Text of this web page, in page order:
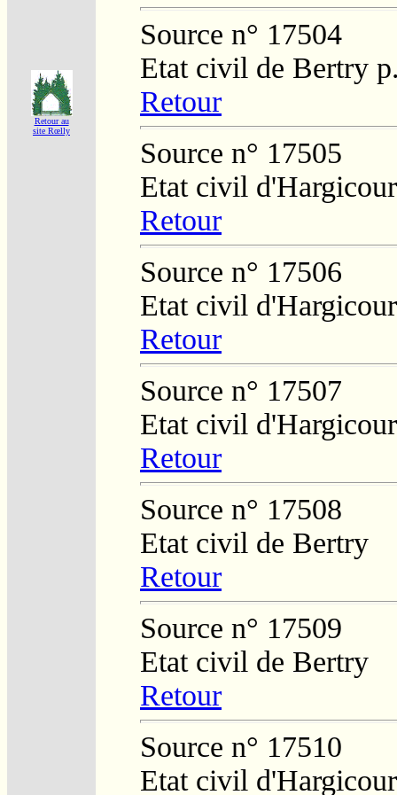
Retour au
site Rœlly
Source n° 17504
Etat civil de Bertry
Retour
Source n° 17505
Etat civil
Retour
Source n° 17506
Etat civil
Retour
Source n° 17507
Etat civil
Retour
Source n° 17508
Etat civil de Bertry
Retour
Source n° 17509
Etat civil de Bertry
Retour
Source n° 17510
Etat civil